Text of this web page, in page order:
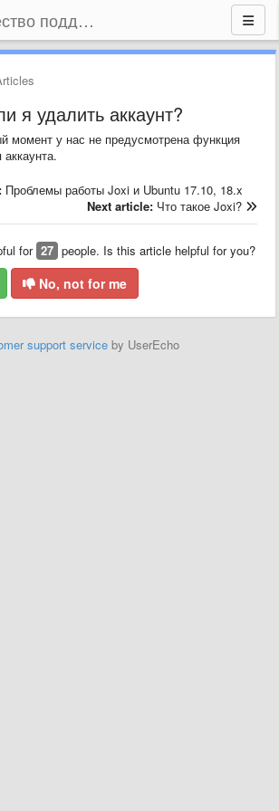
Joxi - сообщество поддержки
я удалить аккаунт?
момент у нас не предусмотрена функция
Проблемы работы Joxi и Ubuntu 17.10, 18.x
Next article: Что такое Joxi?
for 27 people. Is this article helpful for you?
No, not for me
support service by UserEcho